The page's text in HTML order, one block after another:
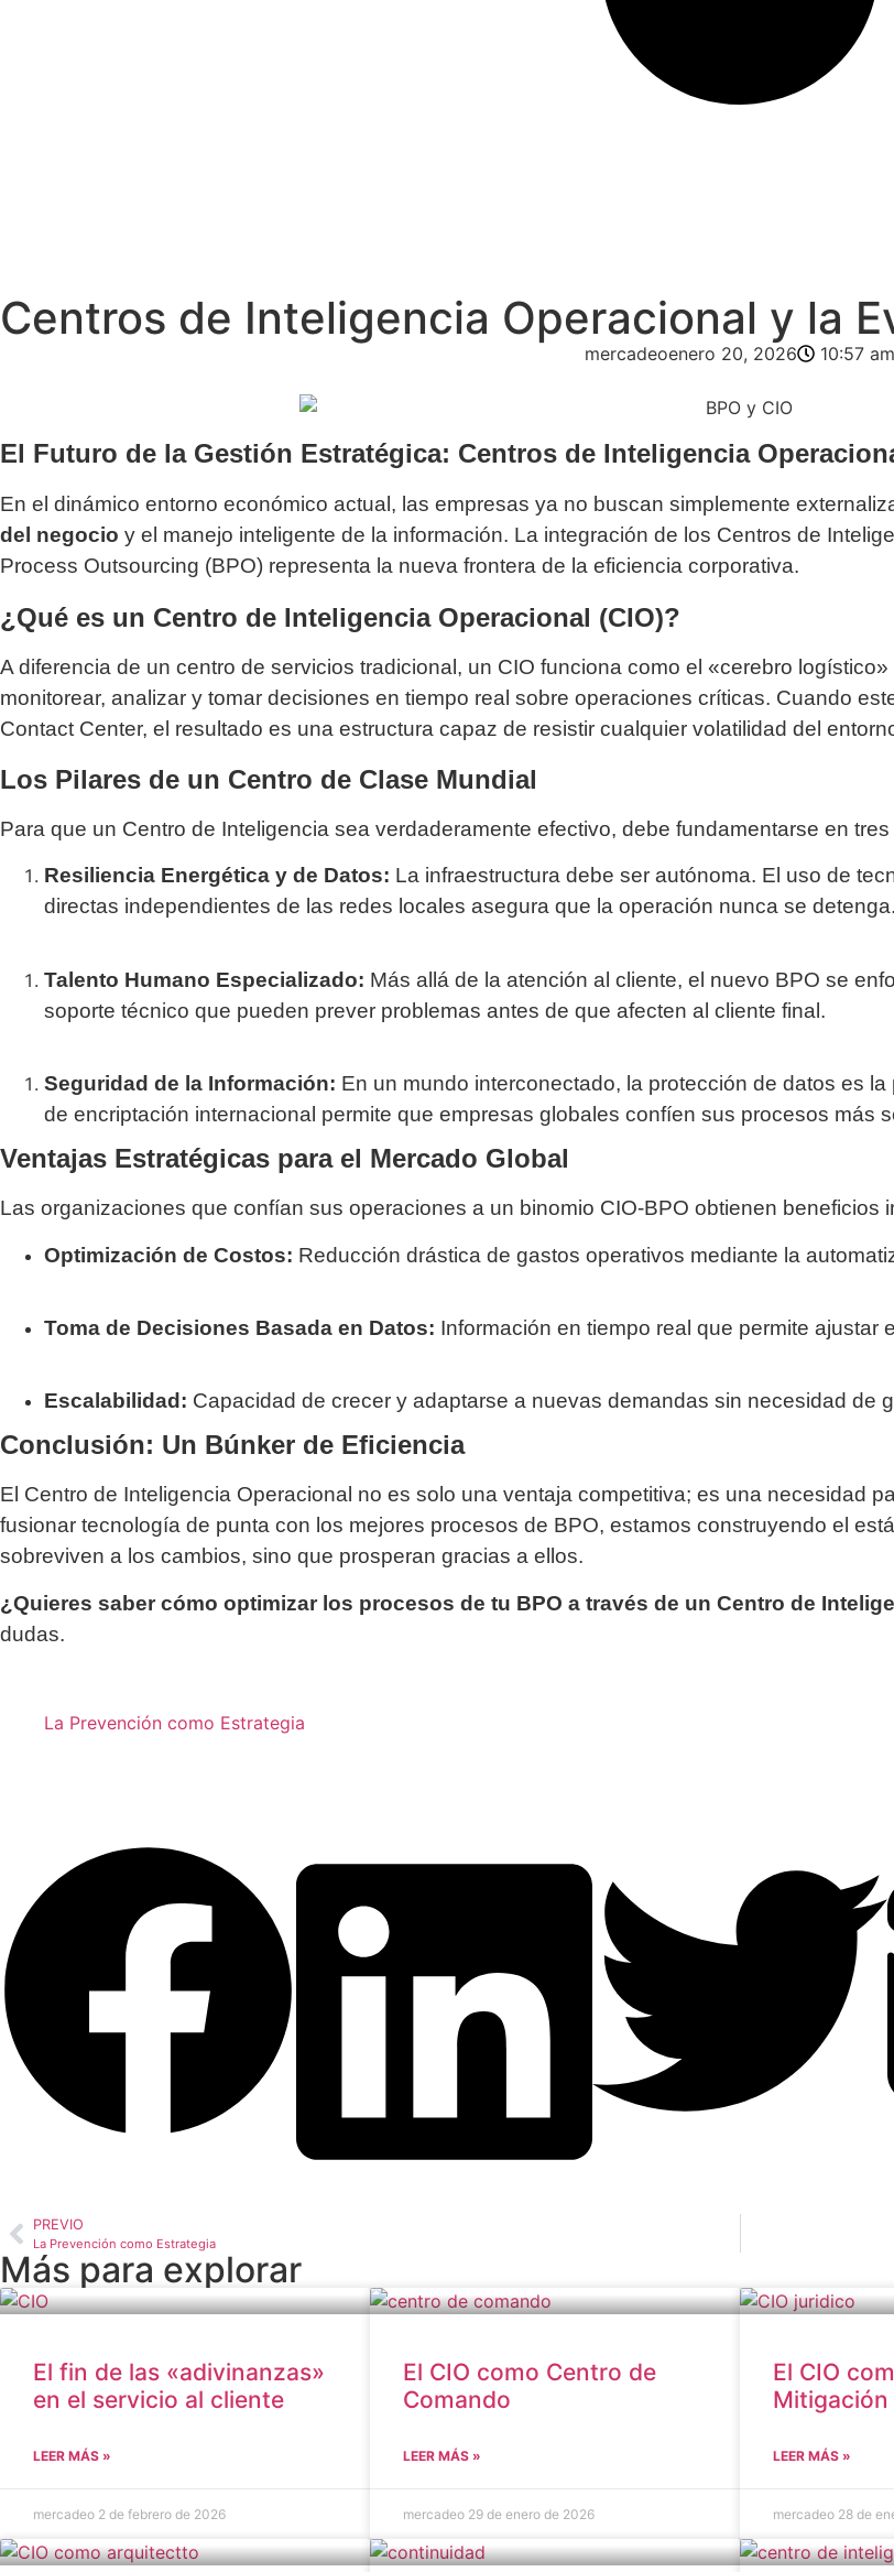
Centros de Inteligencia Operacional y la
mercadeoenero 20, 2026 10:57 am
El Futuro de la Gestión Estratégica: Centros de Inteligencia
En el dinámico entorno económico actual, las empresas ya no buscan simplemente
del negocio y el manejo inteligente de la información. La integración de los Centros de
Process Outsourcing (BPO) representa la nueva frontera de la eficiencia corporativa.
¿Qué es un Centro de Inteligencia Operacional (CIO)?
A diferencia de un centro de servicios tradicional, un CIO funciona como el «cerebro
monitorear, analizar y tomar decisiones en tiempo real sobre operaciones críticas. Cuando
Contact Center, el resultado es una estructura capaz de resistir cualquier volatilidad del
Los Pilares de un Centro de Clase Mundial
Para que un Centro de Inteligencia sea verdaderamente efectivo, debe fundamentarse en
Resiliencia Energética y de Datos: La infraestructura debe ser autónoma. El uso de
directas independientes de las redes locales asegura que la operación nunca se
Talento Humano Especializado: Más allá de la atención al cliente, el nuevo BPO se
soporte técnico que pueden prever problemas antes de que afecten al cliente final.
Seguridad de la Información: En un mundo interconectado, la protección de datos es
de encriptación internacional permite que empresas globales confíen sus procesos más
Ventajas Estratégicas para el Mercado Global
Las organizaciones que confían sus operaciones a un binomio CIO-BPO obtienen beneficios
Optimización de Costos: Reducción drástica de gastos operativos mediante la
Toma de Decisiones Basada en Datos: Información en tiempo real que permite
Escalabilidad: Capacidad de crecer y adaptarse a nuevas demandas sin necesidad de
Conclusión: Un Búnker de Eficiencia
El Centro de Inteligencia Operacional no es solo una ventaja competitiva; es una necesidad
fusionar tecnología de punta con los mejores procesos de BPO, estamos construyendo el
sobreviven a los cambios, sino que prosperan gracias a ellos.
¿Quieres saber cómo optimizar los procesos de tu BPO a través de un Centro de
dudas.
La Prevención como Estrategia
PREVIO
La Prevención como Estrategia
Más para explorar
El fin de las «adivinanzas»
en el servicio al cliente
LEER MÁS »
mercadeo 2 de febrero de 2026
El CIO como Centro de
Comando
LEER MÁS »
mercadeo 29 de enero de 2026
El CIO
Mitigación
LEER MÁS »
mercadeo 28 de